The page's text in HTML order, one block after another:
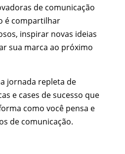
de comunicação
é compartilhar
inspirar novas ideias
sua marca ao próximo
jornada repleta de
e cases de sucesso que
como você pensa e
de comunicação.